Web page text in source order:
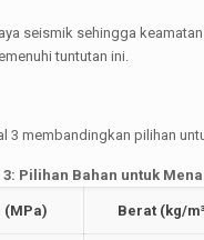
seismik sehingga
tuntutan ini.
3 membandingkan pilihan
Pilihan Bahan untuk
(MPa) Berat (kg/